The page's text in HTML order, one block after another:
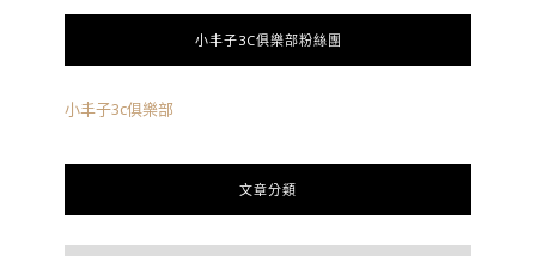
小丰子3C俱樂部粉絲團
小丰子3c俱樂部
文章分類